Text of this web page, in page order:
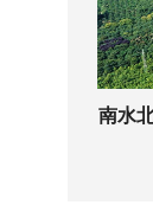
南水